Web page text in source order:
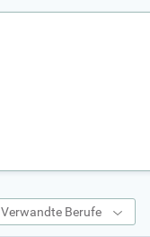
Verwandte Berufe